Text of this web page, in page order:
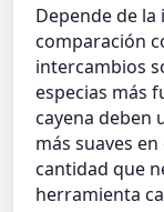
Depende de
comparación
intercambios
especias más
cayena deben
más suaves
cantidad que
herramienta